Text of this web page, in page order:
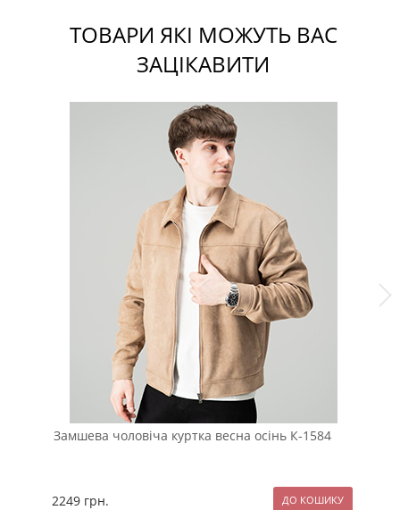
ТОВАРИ ЯКІ МОЖУТЬ ВАС
ЗАЦІКАВИТИ
Замшева чоловіча куртка весна осінь К-1584
2249 грн.